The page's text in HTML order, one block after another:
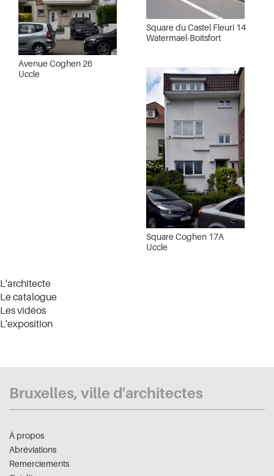
Avenue Coghen 26
Uccle
Square du Castel Fleuri 14
Watermael-Boitsfort
Square Coghen 17A
Uccle
L'architecte
Le catalogue
Les vidéos
L'exposition
Bruxelles, ville d'architectes
À propos
Abréviations
Remerciements